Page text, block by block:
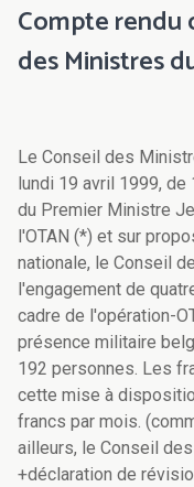
Compte rendu
des Ministres
Le Conseil des
lundi 19 avril 1999,
du Premier Ministre
l'OTAN (*) et sur
nationale, le Conseil
l'engagement de
cadre de l'opération-
présence militaire
192 personnes. Les
cette mise à
francs par mois.
ailleurs, le Conseil
+déclaration de